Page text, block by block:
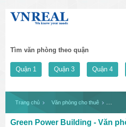
Tìm văn phòng theo quận
Quận 1 Quận 3 Quận 4
Trang chủ Văn phòng cho thuê
Green Power Building - Văn